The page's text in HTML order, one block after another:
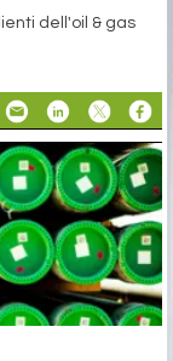
dell'oil & gas